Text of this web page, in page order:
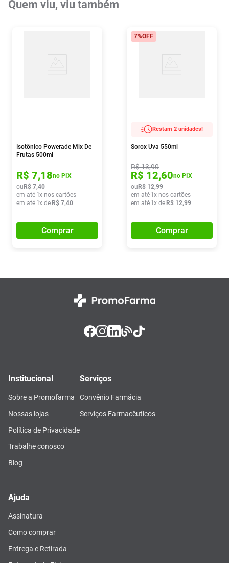
Quem viu, viu também
Isotônico Powerade Mix De
Frutas 500ml
R$ 7,18no PIX
ou R$ 7,40
em até 1x nos cartões
em até 1x de R$ 7,40
Comprar
7%OFF
Restam 2 unidades!
Sorox Uva 550ml
R$13,90
R$ 12,60no PIX
ou R$ 12,99
em até 1x nos cartões
em até 1x de R$ 12,99
Comprar
Institucional
Sobre a Promofarma
Nossas lojas
Política de Privacidade
Trabalhe conosco
Blog
Serviços
Convênio Farmácia
Serviços Farmacêuticos
Ajuda
Assinatura
Como comprar
Entrega e Retirada